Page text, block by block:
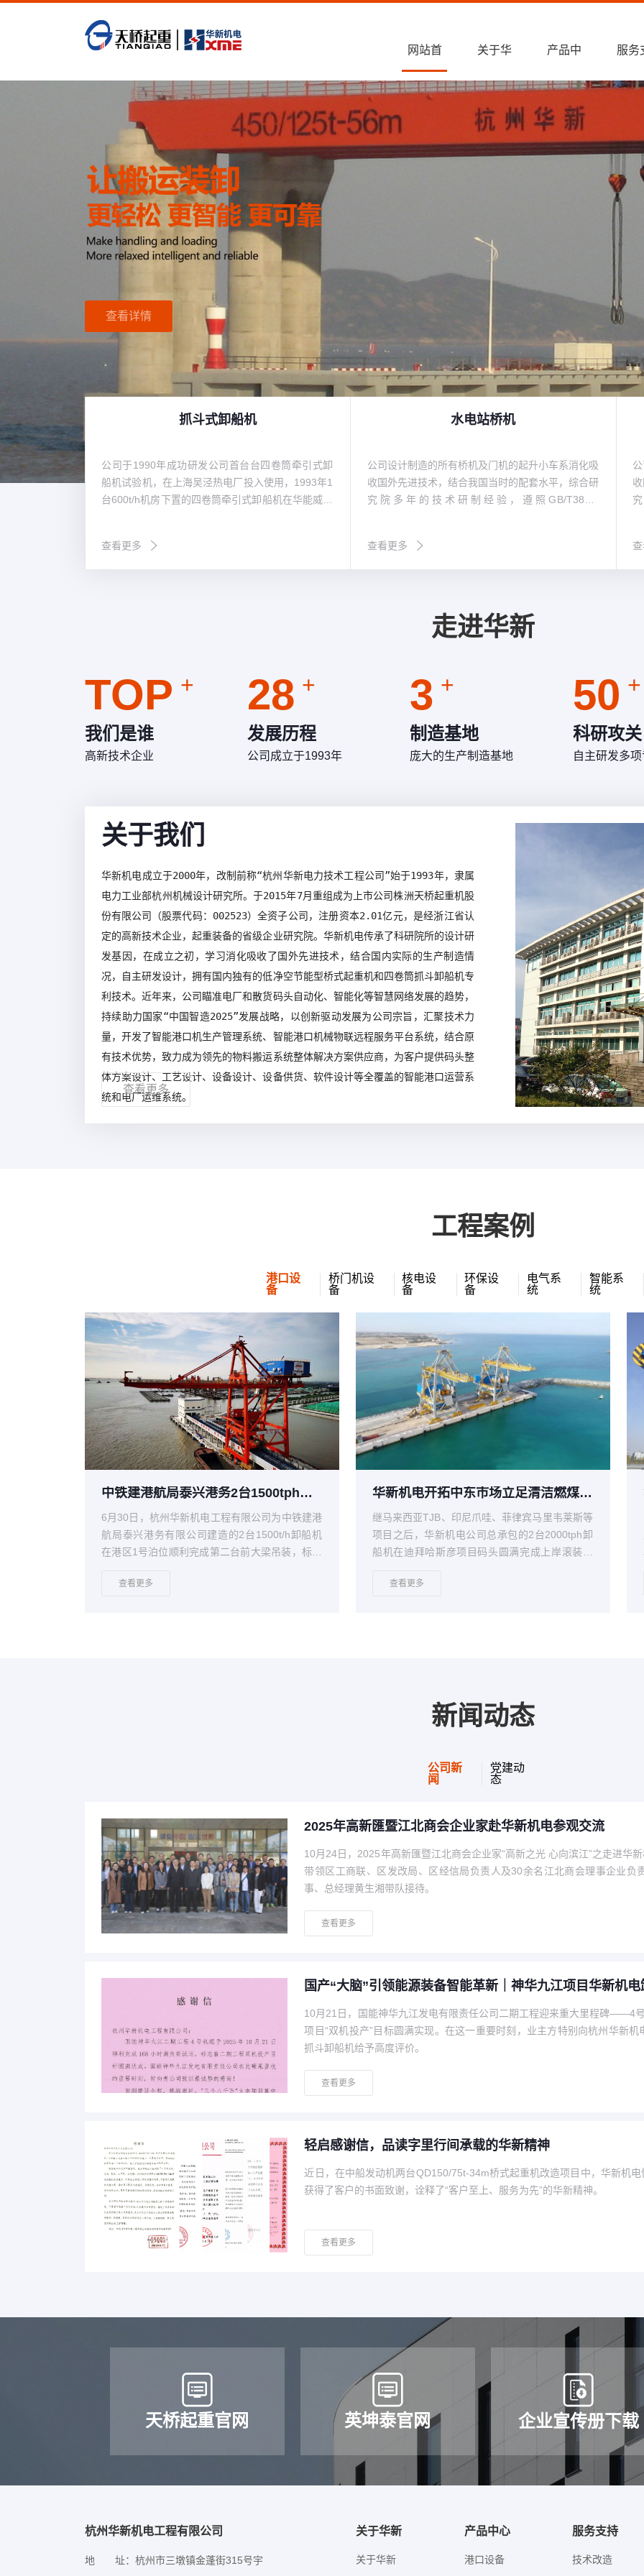
网站首
页
关于华
新
产品中
心
服务
持
究方面一直比
技术引领的作
抓斗式卸船机
公司于1990年成功研发公司首台台四卷筒牵引式卸
船机试验机，在上海吴泾热电厂投入使用，1993年1
台600t/h机房下置的四卷筒牵引式卸船机在华能威海
创新，华新机电生产制造的卸船机技术在不断地升
级，产品系列从200t/h～2400 t/h，目前生产制造过
查看更多
水电站桥机
公司设计制造的所有桥机及门机的起升小车系消化吸
收国外先进技术，结合我国当时的配套水平，综合研
究院多年的技术研制经验，遵照GB/T3811-
准及欧洲搬运协会主流桥式起重机机型研制而成，节
能减排，经济环保，特别适合地下厂房、新型工厂及
厂80/20t桥式起重机，公司首台台门机为1994年向
富春江发电厂提供的2×20t尾水门机。近三十年的发
构。目前制造过的单小车桥机最大额定起重量为
800t，双小车桥机最大额定起重量为500t+500t,具备
1500吨桥机的设计制造能力；制造过的门式起重机
最大额定起重量为900t的造船龙门吊。
查看更多
走进华新
TOP +
我们是谁
高新技术企业
28 +
发展历程
公司成立于1993年
3 +
制造基地
庞大的生产制造基地
50 +
科研攻关
自主研发多
关于我们
华新机电成立于2000年，改制前称“杭州华新电力技术工程公司”始于1993年，隶属
电力工业部杭州机械设计研究所。于2015年7月重组成为上市公司株洲天桥起重机股
份有限公司
（股票代码：002523）全资子公司 ，注册资本2.01亿元，是经浙江省认
定的高新技术企业，起重装备的省级企业研究院。华新机电传承了科研院所的设计研
发基因，在成立之初，学习消化吸收了国外先进技术，结合国内实际的生产制造情
况，自主研发设计，拥有国内独有的低净空节能型桥式起重机和四卷筒抓斗卸船机专
利技术。近年来，公司瞄准电厂和散货码头自动化、智能化等智慧网络发展的趋势，
持续助力国家“中国智造2025”发展战略，以创新驱动发展为公司宗旨，汇聚技术力
量，开发了智能港口机生产管理系统、智能港口机械物联远程服务平台系统，结合原
有技术优势，致力成为领先的物料搬运系统整体解决方案供应商，为客户提供码头整
体方案设计、工艺设计、设备设计、设备供货、软件设计等全覆盖的智能港口运营系
统和电厂运维系统。
查看更多
工程案例
港口设
备
桥门机设
备
核电设
备
环保设
备
电气系
统
智能系
统
中铁建港航局泰兴港务2台1500tph卸船机完成大件吊装
6月30日，杭州华新机电工程有限公司为中铁建港
航局泰兴港务有限公司建造的2台1500t/h卸船机
在港区1号泊位顺利完成第二台前大梁吊装，标志
入设备调试阶段。本次吊装满足了业主“首船靠泊
查看更多
华新机电开拓中东市场立足清洁燃煤电站2000tph卸船机
继马来西亚TJB、印尼爪哇、菲律宾马里韦莱斯等
项目之后，华新机电公司总承包的2台2000tph卸
船机在迪拜哈斯彦项目码头圆满完成上岸滚装作
查看更多
资料正在整理中......
查看更多
资料正在整理中......
查看更多
资料正在整理中......
查看更多
资料正在整理中......
查看更多
资料正在整理中......
查看更多
资料正在整理中......
查看更多
资料正在整理中......
查看更多
资料正在整理中......
查看更多
资料正在整理中......
查看更多
资料正在整理中......
查看更多
资料正在整理中......
查看更多
新闻动态
公司新
闻
党建动
态
2025年高新匯暨江北商会企业家赴华新机电参观交流
10月24日，2025年高新匯暨江北商会企业家“高新之光 心向滨江”之走进华
带领区工商联、区发改局、区经信局负责人及30余名江北商会理事企业负
事、总经理黄生湘带队接待。
查看更多
国产“大脑”引领能源装备智能革新｜神华九江项目华新机
10月21日，国能神华九江发电有限责任公司二期工程迎来重大里程碑——4
项目“双机投产”目标圆满实现。在这一重要时刻，业主方特别向杭州华新
抓斗卸船机给予高度评价。
查看更多
轻启感谢信，品读字里行间承载的华新精神
近日，在中船发动机两台QD150/75t-34m桥式起重机改造项目中，华新机
获得了客户的书面致谢，诠释了“客户至上、服务为先”的华新精神。
查看更多
为庆祝中国共产党成立104周年，华新机电各党支部精心组织开展主题活
为主线，激励全体党员筑牢信仰之基，激发实干动能，以实际行动向党献礼
查看更多
【廉政教育】天新智能党支部赴半山清风馆淬炼廉洁初心
6月19日下午，天新智能党支部组织全体党员前往杭州半山清风馆，以“半
天桥起重官网 英坤泰官网 企业宣传册下载
杭州华新机电工程有限公司
地 址：杭州市三墩镇金蓬街315号宇
关于华新
关于华新
产品中心
港口设备
服务支持
技术改造